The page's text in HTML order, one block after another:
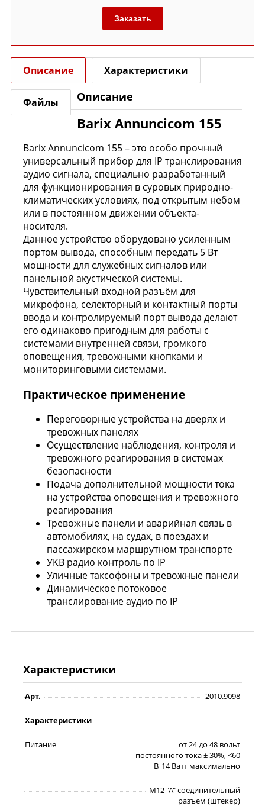
Заказать
Описание Характеристики
Файлы Описание
Barix Annuncicom 155
Barix Annuncicom 155 – это особо прочный
универсальный прибор для IP транслирования
аудио сигнала, специально разработанный
для функционирования в суровых природно-
климатических условиях, под открытым небом
или в постоянном движении объекта-
носителя.
Данное устройство оборудовано усиленным
портом вывода, способным передать 5 Вт
мощности для служебных сигналов или
панельной акустической системы.
Чувствительный входной разъём для
микрофона, селекторный и контактный порты
ввода и контролируемый порт вывода делают
его одинаково пригодным для работы с
системами внутренней связи, громкого
оповещения, тревожными кнопками и
мониторинговыми системами.
Практическое применение
Переговорные устройства на дверях и
тревожных панелях
Осуществление наблюдения, контроля и
тревожного реагирования в системах
безопасности
Подача дополнительной мощности тока
на устройства оповещения и тревожного
реагирования
Тревожные панели и аварийная связь в
автомобилях, на судах, в поездах и
пассажирском маршрутном транспорте
УКВ радио контроль по IP
Уличные таксофоны и тревожные панели
Динамическое потоковое
транслирование аудио по IP
Характеристики
Арт. 2010.9098
Характеристики
Питание
от 24 до 48 вольт
постоянного тока ± 30%, <60
В, 14 Ватт максимально
M12 "A" соединительный
разъем (штекер)